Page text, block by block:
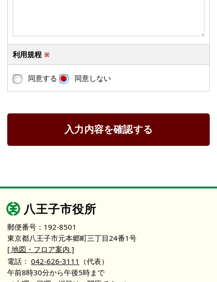
利用規程 ※
同意する 同意しない
入力内容を確認する
八王子市役所
郵便番号：192-8501
東京都八王子市元本郷町三丁目24番1号
[ 地図・フロア案内 ]
電話： 042-626-3111 （代表）
午前8時30分から午後5時まで